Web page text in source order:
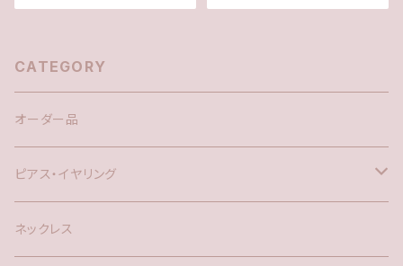
CATEGORY
オーダー品
ピアス・イヤリング
silver925
ネックレス